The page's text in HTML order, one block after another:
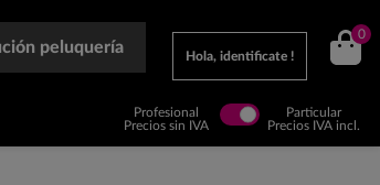
peluquería
Hola, identificate !
0
Profesional
Precios sin IVA
Particular
Precios IVA incl.